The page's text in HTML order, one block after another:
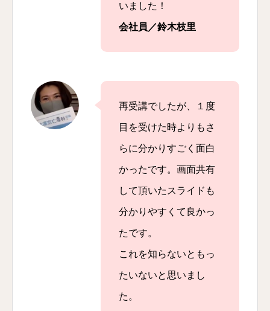
いました！
会社員／鈴木枝里
再受講でしたが、１度
目を受けた時よりもさ
らに分かりすごく面白
かったです。画面共有
して頂いたスライドも
分かりやすくて良かっ
たです。
これを知らないともっ
たいないと思いまし
た。